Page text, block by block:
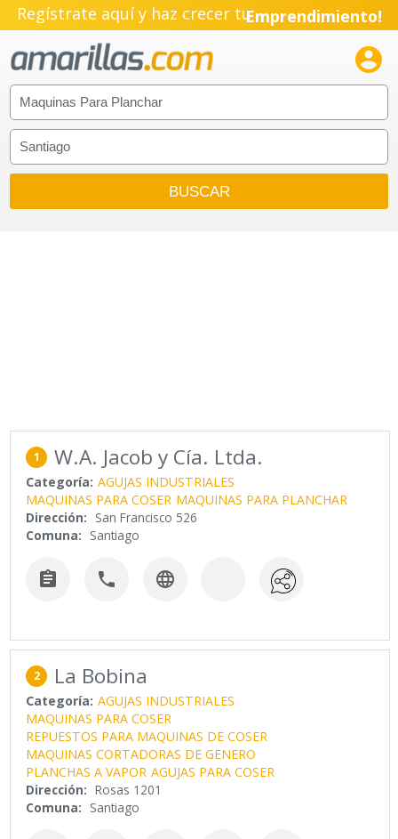
Regístrate aquí y haz crecer tuEmprendimiento!

1 W.A. Jacob y Cía. Ltda.
Categoría: AGUJAS INDUSTRIALES
MAQUINAS PARA COSER MAQUINAS PARA PLANCHAR
Dirección: San Francisco 526
Comuna: Santiago
  
2 La Bobina
Categoría: AGUJAS INDUSTRIALES
MAQUINAS PARA COSER
REPUESTOS PARA MAQUINAS DE COSER
MAQUINAS CORTADORAS DE GENERO
PLANCHAS A VAPOR AGUJAS PARA COSER
Dirección: Rosas 1201
Comuna: Santiago